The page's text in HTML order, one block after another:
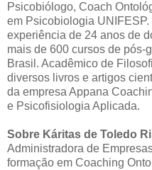
Psicobiólogo, Coach
em Psicobiologia
experiência de 24 anos de
mais de 600 cursos de pós-
Brasil. Acadêmico de
diversos livros e artigos
da empresa Appana
e Psicofisiologia Aplicada.
Sobre Káritas de Toledo
Administradora de
formação em Coaching